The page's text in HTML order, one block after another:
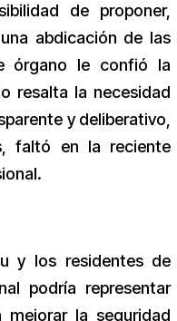
de proponer,
abdicación de las
órgano le confió la
resalta la necesidad
y deliberativo,
faltó en la reciente
y los residentes de
podría representar
mejorar la seguridad